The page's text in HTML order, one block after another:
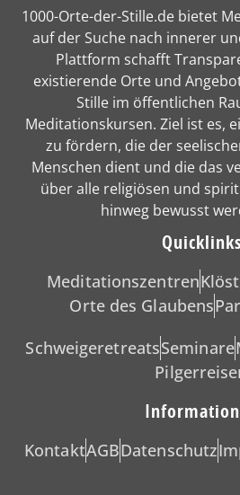
1000-Orte-der-Stille.de bietet
auf der Suche nach innerer
Plattform schafft
existierende Orte und
Stille im öffentlichen
Meditationskursen. Ziel ist es,
zu fördern, die der
Menschen dient und die das
über alle religiösen und
hinweg bewusst
Quicklinks
Meditationszentren
Orte des Glaubens
SchweigeretreatsSeminare
KontaktAGBDatenschutz